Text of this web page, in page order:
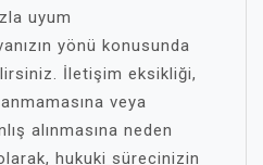
uyum
yönü konusunda
İletişim eksikliği,
veya
alınmasına neden
hukuki sürecinizin